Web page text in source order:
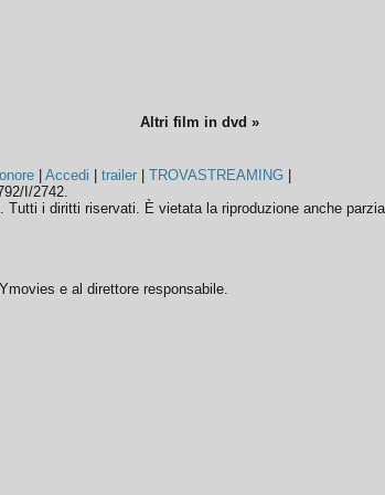
Altri film in dvd »
|Accedi |trailer |TROVASTREAMING
I/2742.
i diritti riservati. È vietata la riproduzione anche
e al direttore responsabile.